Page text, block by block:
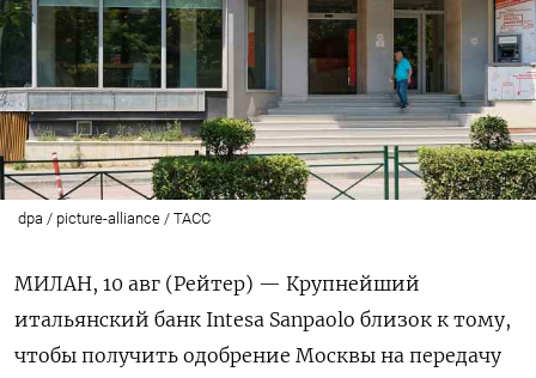
dpa / picture-alliance / ТАСС
МИЛАН, 10 авг (Рейтер) — Крупнейший
итальянский банк Intesa Sanpaolo близок к тому,
чтобы получить одобрение Москвы на передачу